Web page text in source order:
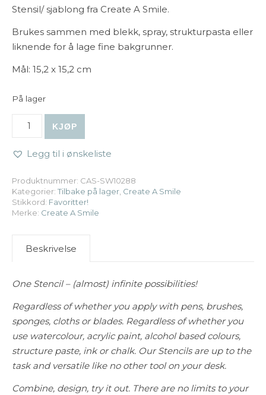
Stensil/ sjablong fra Create A Smile.
Brukes sammen med blekk, spray, strukturpasta eller
liknende for å lage fine bakgrunner.
Mål: 15,2 x 15,2 cm
På lager
KJØP
Legg til i ønskeliste
Produktnummer: CAS-SW10288
Kategorier: Tilbake på lager, Create A Smile
Stikkord: Favoritter!
Merke: Create A Smile
Beskrivelse
One Stencil – (almost) infinite possibilities!
Regardless of whether you apply with pens, brushes,
sponges, cloths or blades. Regardless of whether you
use watercolour, acrylic paint, alcohol based colours,
structure paste, ink or chalk. Our Stencils are up to the
task and versatile like no other tool on your desk.
Combine, design, try it out. There are no limits to your